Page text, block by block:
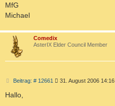
MfG
Michael
Comedix
AsterIX Elder Council Member
Beitrag: # 12661 B 31. August 2006 14:16
Hallo,